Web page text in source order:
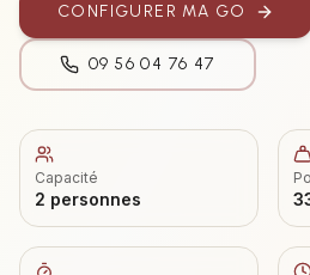
CONFIGURER MA GO
09 56 04 76 47
Capacité
2 personnes